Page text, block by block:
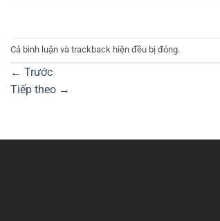
Cả bình luận và trackback hiện đều bị đóng.
← Trước
Tiếp theo →